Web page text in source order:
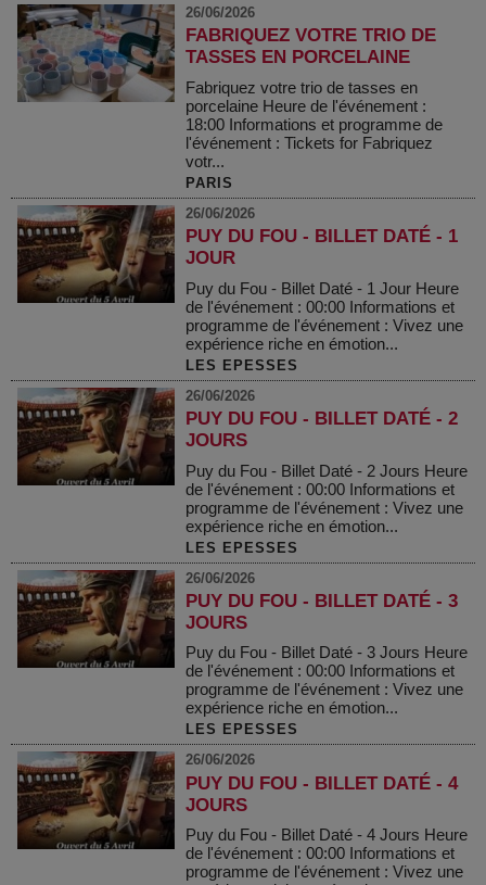
26/06/2026
FABRIQUEZ VOTRE TRIO DE
TASSES EN PORCELAINE
Fabriquez votre trio de tasses en
porcelaine Heure de l'événement :
18:00 Informations et programme de
l'événement : Tickets for Fabriquez
votr...
PARIS
26/06/2026
PUY DU FOU - BILLET DATÉ - 1
JOUR
Puy du Fou - Billet Daté - 1 Jour Heure
de l'événement : 00:00 Informations et
programme de l'événement : Vivez une
expérience riche en émotion...
LES EPESSES
26/06/2026
PUY DU FOU - BILLET DATÉ - 2
JOURS
Puy du Fou - Billet Daté - 2 Jours Heure
de l'événement : 00:00 Informations et
programme de l'événement : Vivez une
expérience riche en émotion...
LES EPESSES
26/06/2026
PUY DU FOU - BILLET DATÉ - 3
JOURS
Puy du Fou - Billet Daté - 3 Jours Heure
de l'événement : 00:00 Informations et
programme de l'événement : Vivez une
expérience riche en émotion...
LES EPESSES
26/06/2026
PUY DU FOU - BILLET DATÉ - 4
JOURS
Puy du Fou - Billet Daté - 4 Jours Heure
de l'événement : 00:00 Informations et
programme de l'événement : Vivez une